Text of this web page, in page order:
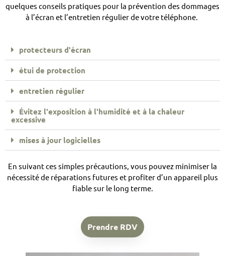
quelques conseils pratiques pour la prévention des dommages
à l’écran et l’entretien régulier de votre téléphone.
protecteurs d'écran
étui de protection
entretien régulier
Évitez l'exposition à l'humidité et à la chaleur
excessive
mises à jour logicielles
En suivant ces simples précautions, vous pouvez minimiser la
nécessité de réparations futures et profiter d’un appareil plus
fiable sur le long terme.
Prendre RDV